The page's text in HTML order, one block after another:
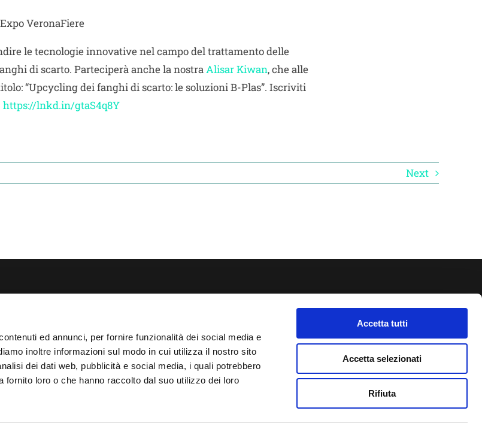
ed annunci, per fornire funzionalità dei social media e
inoltre informazioni sul modo in cui utilizza il nostro sito
dei dati web, pubblicità e social media, i quali potrebbero
fornito loro o che hanno raccolto dal suo utilizzo dei loro
Accetta tutti
Accetta selezionati
Rifiuta
VeronaFiere
le tecnologie innovative nel campo del trattamento delle
di scarto. Parteciperà anche la nostraAlisar Kiwan, che alle
“Upcycling dei fanghi di scarto: le soluzioni B-Plas”. Iscriviti
https://lnkd.in/gtaS4q8Y
Next
16 48022
Vantaggi
Proposta
Progetto Cross Life
Download
Lavora con noi
Contatti